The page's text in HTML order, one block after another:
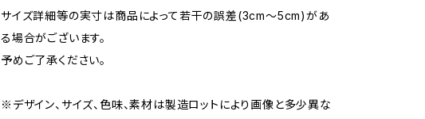
サイズ詳細等の実寸は商品によって若干の誤差(3cm〜5cm)があ
る場合がございます。
予めご了承ください。
※デザイン、サイズ、色味、素材は製造ロットにより画像と多少異な